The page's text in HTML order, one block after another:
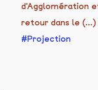
d'Agglomération
retour dans le (...)
Projection